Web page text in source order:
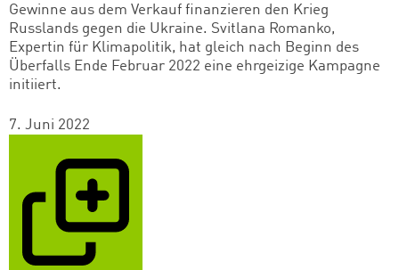
Gewinne aus dem Verkauf finanzieren den Krieg
Russlands gegen die Ukraine. Svitlana Romanko,
Expertin für Klimapolitik, hat gleich nach Beginn des
Überfalls Ende Februar 2022 eine ehrgeizige Kampagne
initiiert.
7. Juni 2022